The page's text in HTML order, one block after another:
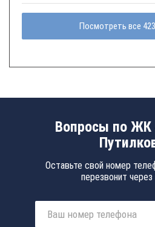
Посмотреть все
Вопросы по ЖК
Оставьте свой номер
перезвонит